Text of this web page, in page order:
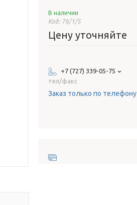
В наличии
Код: 76/1/5
Цену уточняйте
+7 (727) 339-05-75
тел/факс
Заказ только по телефону